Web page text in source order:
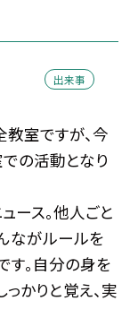
出来事
室ですが、今
の活動となり
ース。他人ごと
ながルールを
す。自分の身を
かりと覚え、実